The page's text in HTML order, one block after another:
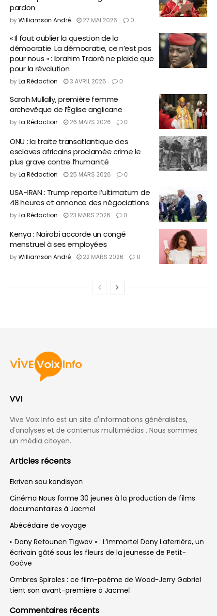
pardon
byWilliamson André 27 MAI 2026 0
« Il faut oublier la question de la
démocratie. La démocratie, ce n’est pas
pour nous » : Ibrahim Traoré ne plaide que
pour la révolution
byLa Rédaction 3 AVRIL 2026 0
Sarah Mullally, première femme
archevêque de l’Église anglicane
byLa Rédaction 26 MARS 2026 0
ONU : la traite transatlantique des
esclaves africains proclamée crime le
plus grave contre l’humanité
byLa Rédaction 25 MARS 2026 0
USA-IRAN : Trump reporte l’ultimatum de
48 heures et annonce des négociations
byLa Rédaction 23 MARS 2026 0
Kenya : Nairobi accorde un congé
menstruel à ses employées
byWilliamson André 22 MARS 2026 0
VVI
Vive Voix Info est un site d'informations généralistes,
d'analyses et de contenus multimédias . Nous sommes
un média citoyen.
Articles récents
Ekriven sou kondisyon
Cinéma Nous forme 30 jeunes à la production de films
documentaires à Jacmel
Abécédaire de voyage
« Dany Retounen Tigwav » : L’immortel Dany Laferrière, un
écrivain gâté sous les fleurs de la jeunesse de Petit-
Goâve
Ombres Spirales : ce film-poème de Wood-Jerry Gabriel
tient son avant-première à Jacmel
Commentaires récents